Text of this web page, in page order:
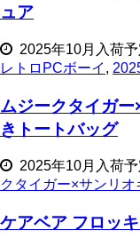
ュア
2025年10月入荷
レトロPCボーイ ,
ムジークタイガ
きトートバッグ
2025年10月入荷
クタイガー×サンリ
ケアベア フロッ